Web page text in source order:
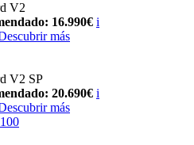
V2
16.990€ i
más
V2 SP
20.690€ i
más